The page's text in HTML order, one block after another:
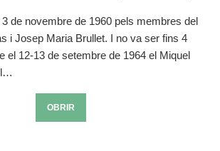
de novembre de 1960 pels membres del
i Josep Maria Brullet. I no va ser fins 4
el 12-13 de setembre de 1964 el Miquel
OBRIR